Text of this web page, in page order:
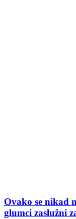
Ovako se nikad
glumci zaslužni